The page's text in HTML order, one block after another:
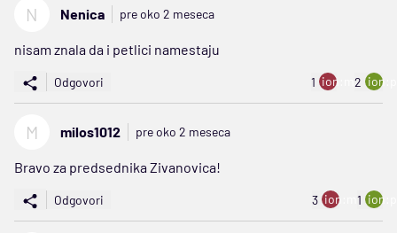
N Nenica pre oko 2 meseca
nisam znala da i petlici namestaju
Odgovori 1 ion:minus
2
M milos1012 pre oko 2 meseca
Bravo za predsednika Zivanovica!
Odgovori 3 ion:minus
1